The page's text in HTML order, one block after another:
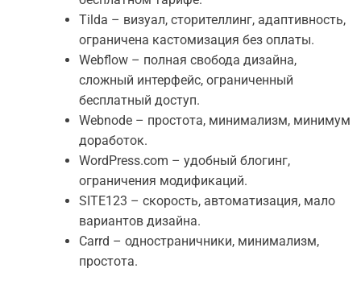
Tilda – визуал, сторителлинг, адаптивность,
ограничена кастомизация без оплаты.
Webflow – полная свобода дизайна,
сложный интерфейс, ограниченный
бесплатный доступ.
Webnode – простота, минимализм, минимум
доработок.
WordPress.com – удобный блогинг,
ограничения модификаций.
SITE123 – скорость, автоматизация, мало
вариантов дизайна.
Carrd – одностраничники, минимализм,
простота.